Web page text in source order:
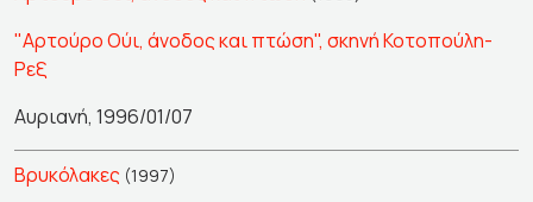
"Αρτούρο Ούι, άνοδος και πτώση", σκηνή Κοτοπούλη-
Ρεξ
Αυριανή, 1996/01/07
Βρυκόλακες (1997)